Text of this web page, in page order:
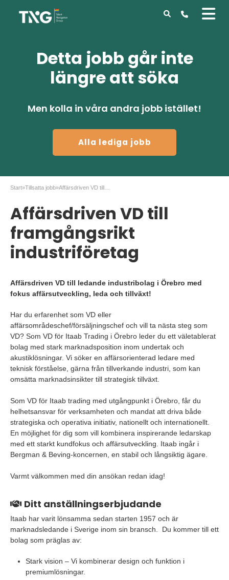
Detta jobb går inte
längre att söka
Men kolla in våra andra jobb istället!
Alla lediga jobb
Start»Tillsatta jobb»
Affärsdriven VD till
framgångsrikt
industriföretag
Affärsdriven VD till ledande industribolag i Örebro med
fokus affärsutveckling, leda och tillväxt!
Har du erfarenhet som VD eller
affärsområdeschef/försäljningschef och vill ta nästa steg som
VD? Som VD för Itaab Trading i Örebro leder du ett väletablerat
bolag med stark marknadsposition inom undertak och
akustiklösningar. Vi söker en affärsorienterad ledare med
teknisk förståelse, gärna från tillverkande industri, som kan
omsätta marknadsinsikter till strategisk tillväxt.
Som VD för Itaab trading med utgångpunkt i Örebro, får du
helhetsansvar för verksamheten och mandat att driva både
strategiska och operativa initiativ, nationellt och internationellt.
En möjlighet för dig som vill kombinera inspirerande ledarskap
med ett starkt kundfokus och affärsutveckling. Itaab ingår i
Bergman & Beving-koncernen, en stabil och långsiktig ägare.
Varmt välkommen med din ansökan redan idag!
Ditt anställningserbjudande
Itaab har varit lönsamma sedan starten 1957 och är
marknadsledande i Sverige inom sin bransch. Du kommer till ett
bolag som präglas av:
Stark vision – Vi kombinerar design och funktion i
premiumlösningar.